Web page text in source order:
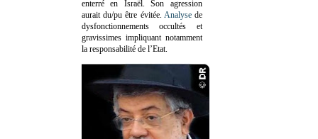
enterré en Israël. Son agression
aurait du/pu être évitée. Analysede
dysfonctionnements occultés et
gravissimes impliquant notamment
la responsabilité de l’Etat.